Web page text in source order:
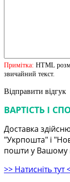
Примітка: HTML
звичайний текст.
Відправити відгук
ВАРТІСТЬ І
Доставка
"Укрпошта" і
пошти у Вашому
>> Натисніть тут